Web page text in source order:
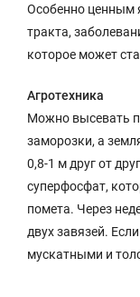
Особенно ценным
тракта,
которое может
Агротехника
Можно высевать
заморозки, а
0,8-1 м друг от
суперфосфат,
помета. Через
двух завязей.
мускатными и